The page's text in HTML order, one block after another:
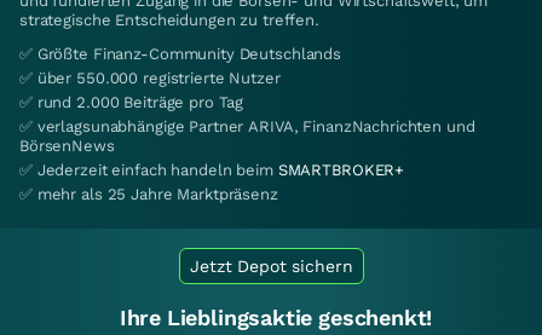
strategische Entscheidungen zu treffen.
✅ Größte Finanz-Community Deutschlands
✅ über 550.000 registrierte Nutzer
✅ rund 2.000 Beiträge pro Tag
✅ verlagsunabhängige Partner ARIVA, FinanzNachrichten und
BörsenNews
✅ Jederzeit einfach handeln beim SMARTBROKER+
✅ mehr als 25 Jahre Marktpräsenz
Jetzt Depot sichern
Ihre Lieblingsaktie geschenkt!